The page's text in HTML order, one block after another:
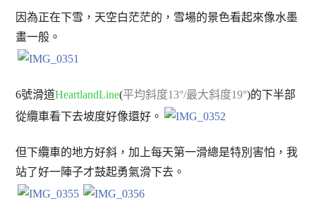
因為正在下雪，天空白茫茫的，雪場的景色看起來像水墨
畫一般。
6號滑道HeartlandLine(平均斜度13°/最大斜度19°)的下半部
從纜車看下去坡度好像還好。
但下纜車的地方好斜，加上每天第一滑總是特別害怕，我
站了好一陣子才鼓起勇氣滑下去。